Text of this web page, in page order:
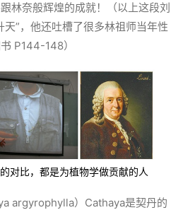
林奈般辉煌的成就！（以上这段刘
”，他还吐槽了很多林祖师当年性
P144-148）
对比，都是为植物学做贡献的人
argyrophylla）Cathaya是契丹的